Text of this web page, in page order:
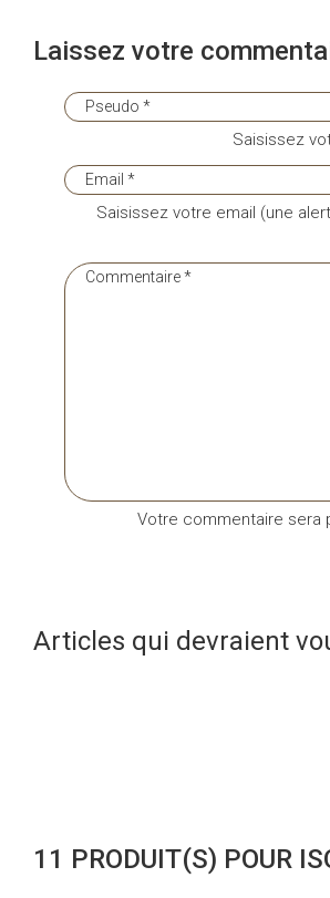
Laissez votre
Saisissez
Saisissez votre email (une
Votre commentaire sera
Articles qui devraient
11 PRODUIT(S) POUR